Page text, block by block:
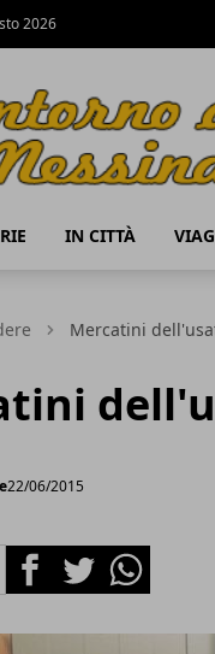
2026
IN CITTÀ
Mercatini
22/06/2015
FacebookTwitterWhatsapp